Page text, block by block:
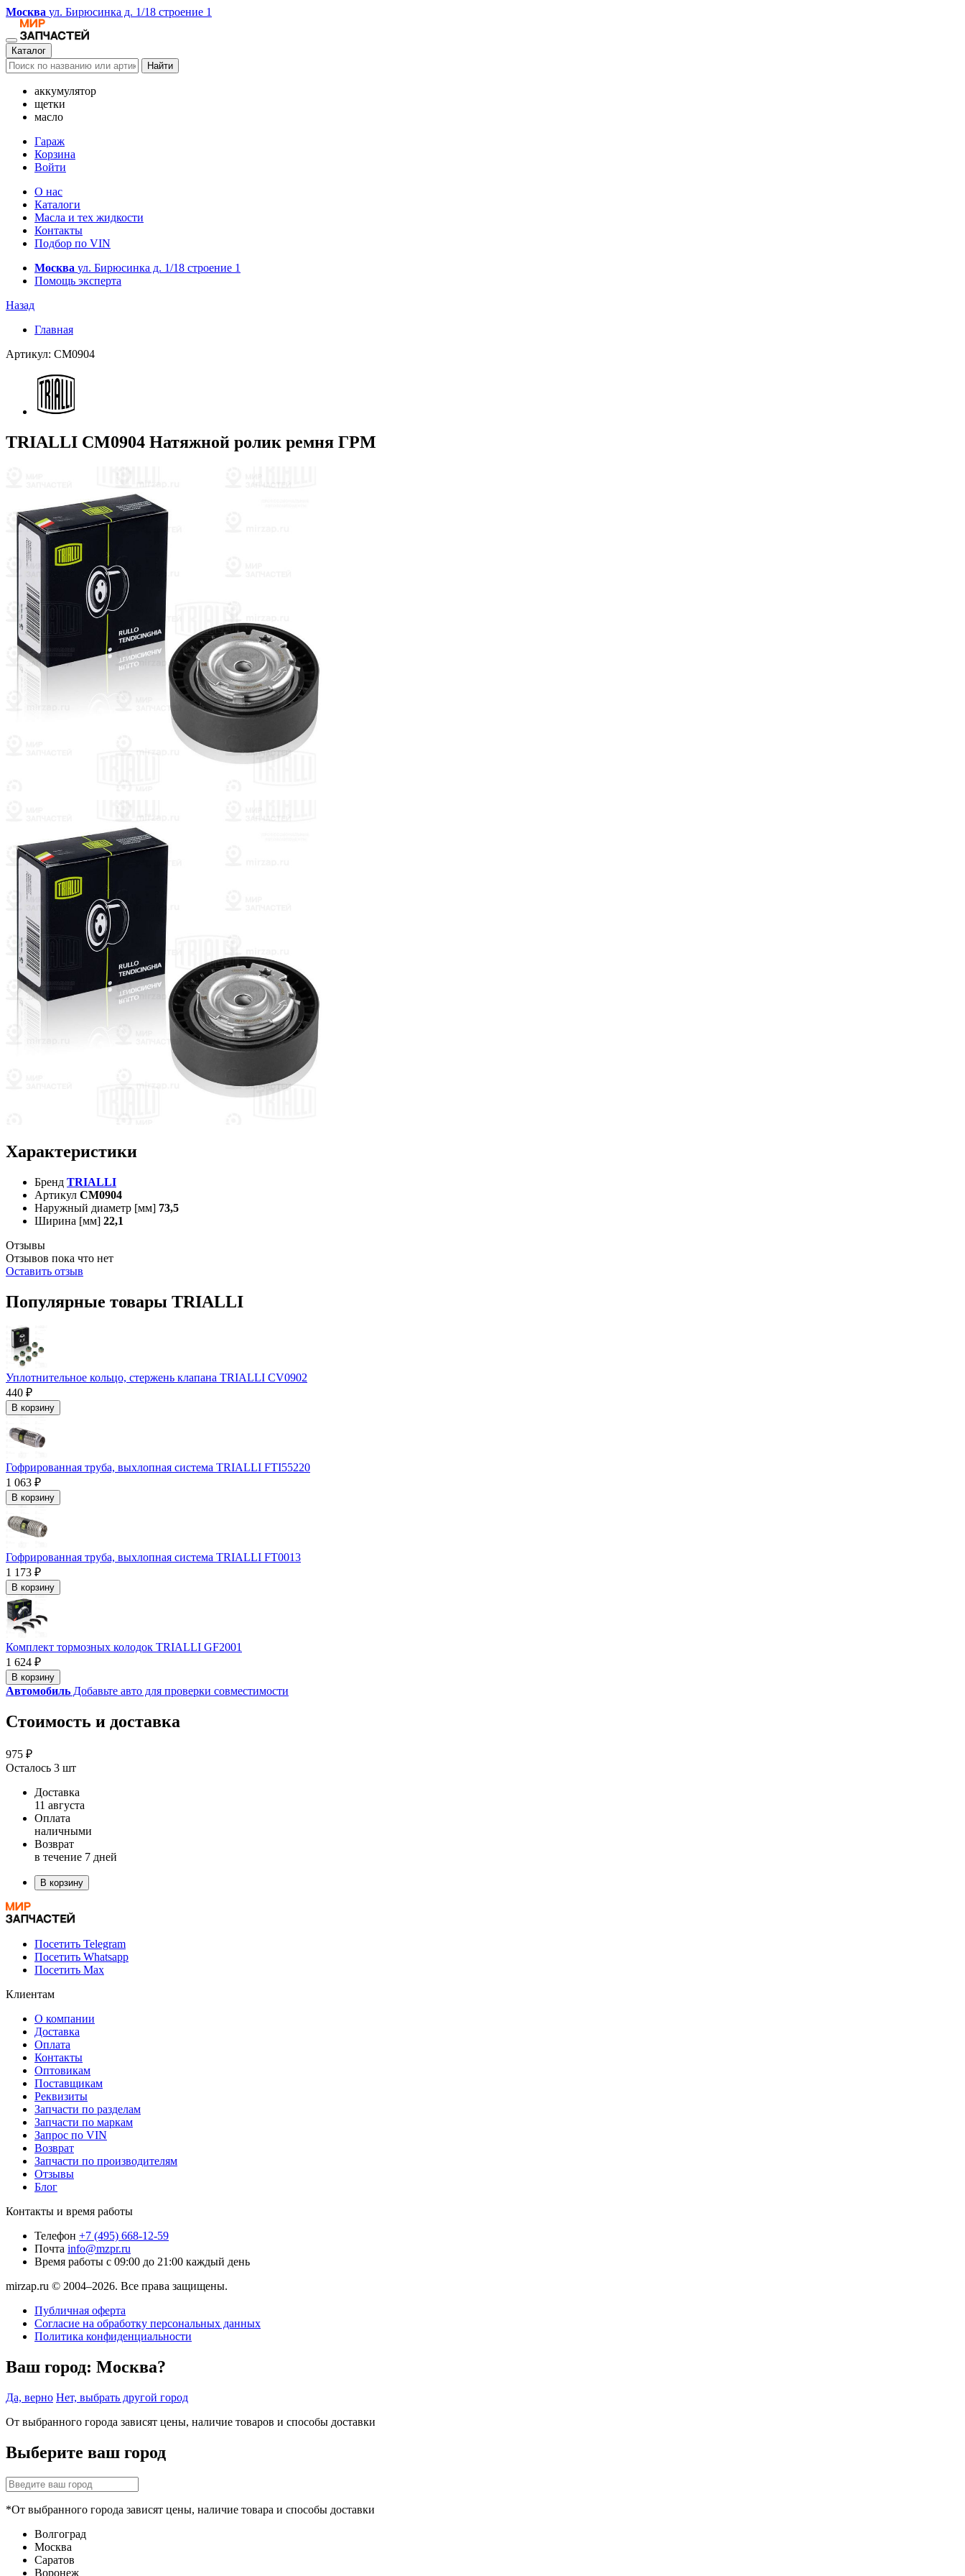
Москва ул. Бирюсинка д. 1/18 строение 1
Каталог
Найти
аккумулятор
щетки
масло
Гараж
Корзина
Войти
О нас
Каталоги
Масла и тех жидкости
Контакты
Подбор по VIN
Москва ул. Бирюсинка д. 1/18 строение 1
Помощь эксперта
Назад
Главная
Артикул: CM0904
TRIALLI CM0904 Натяжной ролик ремня ГРМ
Характеристики
Бренд TRIALLI
Артикул CM0904
Наружный диаметр [мм] 73,5
Ширина [мм] 22,1
Отзывы
Отзывов пока что нет
Оставить отзыв
Популярные товары TRIALLI
Уплотнительное кольцо, стержень клапана TRIALLI CV0902
440 ₽
В корзину
Гофрированная труба, выхлопная система TRIALLI FTI55220
1 063 ₽
В корзину
Гофрированная труба, выхлопная система TRIALLI FT0013
1 173 ₽
В корзину
Комплект тормозных колодок TRIALLI GF2001
1 624 ₽
В корзину
Автомобиль Добавьте авто для проверки совместимости
Стоимость и доставка
975 ₽
Осталось 3 шт
Доставка
11 августа
Оплата
наличными
Возврат
в течение 7 дней
В корзину
Посетить Telegram
Посетить Whatsapp
Посетить Max
Клиентам
О компании
Доставка
Оплата
Контакты
Оптовикам
Поставщикам
Реквизиты
Запчасти по разделам
Запчасти по маркам
Запрос по VIN
Возврат
Запчасти по производителям
Отзывы
Блог
Контакты и время работы
Телефон +7 (495) 668-12-59
Почта info@mzpr.ru
Время работы с 09:00 до 21:00 каждый день
mirzap.ru © 2004–2026. Все права защищены.
Публичная оферта
Согласие на обработку персональных данных
Политика конфиденциальности
Ваш город: Москва?
Да, верно Нет, выбрать другой город
От выбранного города зависят цены, наличие товаров и способы доставки
Выберите ваш город
*От выбранного города зависят цены, наличие товара и способы доставки
Волгоград
Москва
Саратов
Воронеж